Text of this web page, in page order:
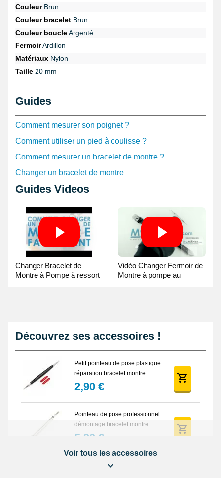
Avec une
de pose plastique réparation bracelet montre
rubriqueoutil horloger pas cher
de bracelet de montre.
Idéal pour un changement d'un bracelet pour montre cassé ou
production de qualité supérieure afin de s'installer avec un boîtier
de barres de montre non fournies au niveau d'un boîtier de
montre. Il est indispensable de réunir cet article de réparation
montre avec des tiges non fournies a hauteur d'un boîtier.
CouleurBrun
Couleur bracelet Brun
Couleur boucleArgenté
FermoirArdillon
Matériaux Nylon
Taille 20 mm
Guides
Comment mesurer son poignet ?
Comment utiliser un pied à coulisse ?
Comment mesurer un bracelet de montre ?
Changer un bracelet de montre
Guides Videos
Changer Bracelet de
Montre à Pompe à ressort
Vidéo Changer Fermoir de
Montre à pompe au
Découvrez ses accessoires !
Petit pointeau de pose plastique
réparation bracelet montre
2,90 €
Pointeau de pose professionnel
démontage bracelet montre
5,90 €
Lot Outils Montre 12 pièces +
Voir tous les accessoires